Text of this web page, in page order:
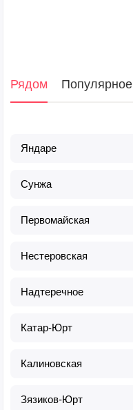
Рядом Популярное
Яндаре
Сунжа
Первомайская
Нестеровская
Надтеречное
Катар-Юрт
Калиновская
Зязиков-Юрт